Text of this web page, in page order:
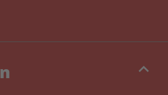
keyboard_arrow_up